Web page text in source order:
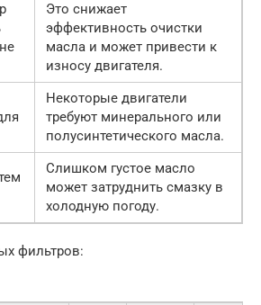
Это снижает
эффективность очистки
масла и может привести к
износу двигателя.
Некоторые двигатели
требуют минерального или
полусинтетического масла.
Слишком густое масло
может затруднить смазку в
холодную погоду.
фильтров: